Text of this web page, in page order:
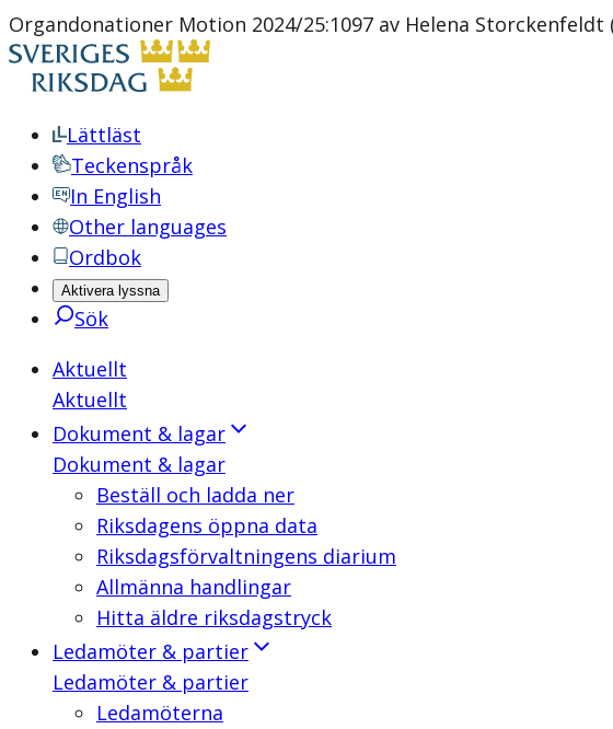
Organdonationer Motion 2024/25:1097 av Helena Storckenfeldt
Lättläst
Teckenspråk
In English
Other languages
Ordbok
Aktivera lyssna
Sök
Aktuellt
Aktuellt
Dokument & lagar
Dokument & lagar
Beställ och ladda ner
Riksdagens öppna data
Riksdagsförvaltningens diarium
Allmänna handlingar
Hitta äldre riksdagstryck
Ledamöter & partier
Ledamöter & partier
Ledamöterna